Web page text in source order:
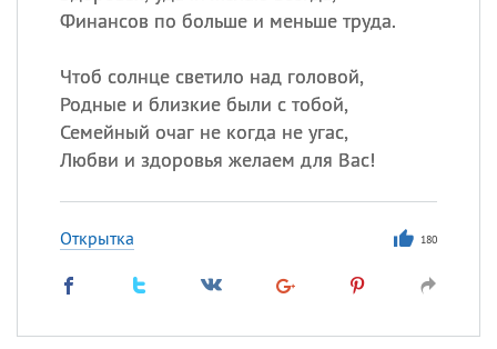
Финансов по больше и меньше труда.
Чтоб солнце светило над головой,
Родные и близкие были с тобой,
Семейный очаг не когда не угас,
Любви и здоровья желаем для Вас!
Открытка 180